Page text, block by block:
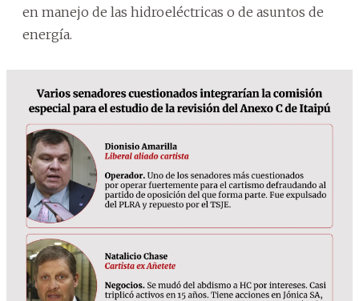
en manejo de las hidroeléctricas o de asuntos de
energía.